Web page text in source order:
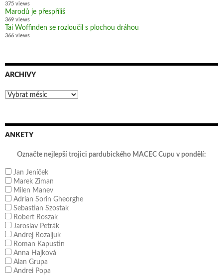
375 views
Marodů je přespříliš
369 views
Tai Woffinden se rozloučil s plochou dráhou
366 views
ARCHIVY
Archivy
ANKETY
Označte nejlepší trojici pardubického MACEC Cupu v pondělí:
Jan Jeníček
Marek Ziman
Milen Manev
Adrian Sorin Gheorghe
Sebastian Szostak
Robert Roszak
Jaroslav Petrák
Andrej Rozaljuk
Roman Kapustin
Anna Hajková
Alan Grupa
Andrei Popa